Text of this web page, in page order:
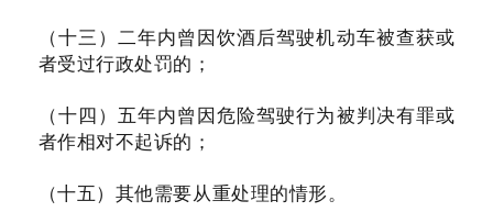
（十三）二年内曾因饮酒后驾驶机动车被查获或
者受过行政处罚的；
（十四）五年内曾因危险驾驶行为被判决有罪或
者作相对不起诉的；
（十五）其他需要从重处理的情形。